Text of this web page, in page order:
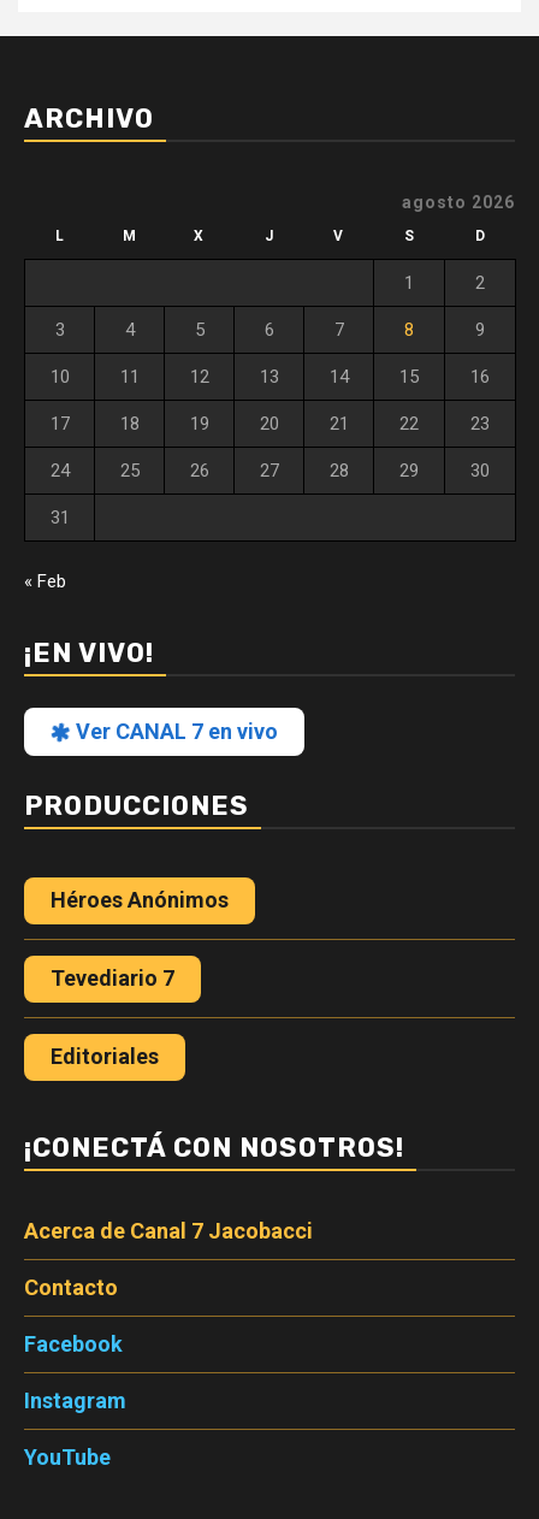
ARCHIVO
agosto 2026
L M X J V S D
1 2
3 4 5 6 7 8 9
10 11 12 13 14 15 16
17 18 19 20 21 22 23
24 25 26 27 28 29 30
31
« Feb
¡EN VIVO!
Ver CANAL 7 en vivo
PRODUCCIONES
Héroes Anónimos
Tevediario 7
Editoriales
¡CONECTÁ CON NOSOTROS!
Acerca de Canal 7 Jacobacci
Contacto
Facebook
Instagram
YouTube